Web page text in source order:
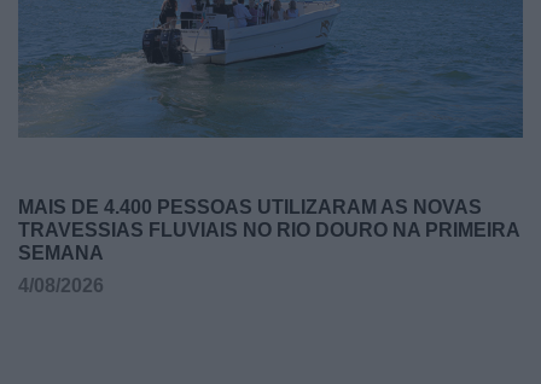
MAIS DE 4.400 PESSOAS UTILIZARAM AS NOVAS
TRAVESSIAS FLUVIAIS NO RIO DOURO NA PRIMEIRA
SEMANA
4/08/2026